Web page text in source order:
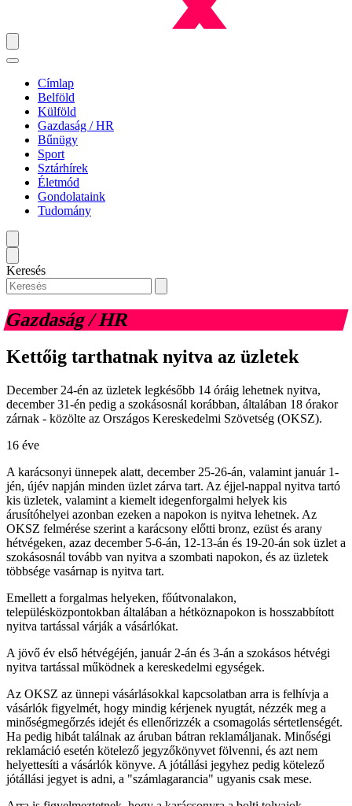
Címlap
Belföld
Külföld
Gazdaság / HR
Bűnügy
Sport
Sztárhírek
Életmód
Gondolataink
Tudomány
Keresés
Gazdaság / HR
Kettőig tarthatnak nyitva az üzletek
December 24-én az üzletek legkésőbb 14 óráig lehetnek nyitva,
december 31-én pedig a szokásosnál korábban, általában 18 órakor
zárnak - közölte az Országos Kereskedelmi Szövetség (OKSZ).
16 éve
A karácsonyi ünnepek alatt, december 25-26-án, valamint január 1-
jén, újév napján minden üzlet zárva tart. Az éjjel-nappal nyitva tartó
kis üzletek, valamint a kiemelt idegenforgalmi helyek kis
árusítóhelyei azonban ezeken a napokon is nyitva lehetnek. Az
OKSZ felmérése szerint a karácsony előtti bronz, ezüst és arany
hétvégeken, azaz december 5-6-án, 12-13-án és 19-20-án sok üzlet a
szokásosnál tovább van nyitva a szombati napokon, és az üzletek
többsége vasárnap is nyitva tart.
Emellett a forgalmas helyeken, főútvonalakon,
településközpontokban általában a hétköznapokon is hosszabbított
nyitva tartással várják a vásárlókat.
A jövő év első hétvégéjén, január 2-án és 3-án a szokásos hétvégi
nyitva tartással működnek a kereskedelmi egységek.
Az OKSZ az ünnepi vásárlásokkal kapcsolatban arra is felhívja a
vásárlók figyelmét, hogy mindig kérjenek nyugtát, nézzék meg a
minőségmegőrzés idejét és ellenőrizzék a csomagolás sértetlenségét.
Ha pedig hibát találnak az áruban bátran reklamáljanak. Minőségi
reklamáció esetén kötelező jegyzőkönyvet fölvenni, és azt nem
helyettesíti a vásárlók könyve. A jótállási jegyhez pedig kötelező
jótállási jegyet is adni, a "számlagarancia" ugyanis csak mese.